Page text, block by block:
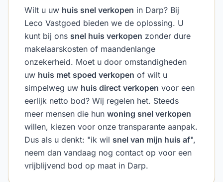
Wilt u uw huis snel verkopen in Darp? Bij
Leco Vastgoed bieden we de oplossing. U
kunt bij ons snel huis verkopen zonder dure
makelaarskosten of maandenlange
onzekerheid. Moet u door omstandigheden
uw huis met spoed verkopen of wilt u
simpelweg uw huis direct verkopen voor een
eerlijk netto bod? Wij regelen het. Steeds
meer mensen die hun woning snel verkopen
willen, kiezen voor onze transparante aanpak.
Dus als u denkt: "ik wil snel van mijn huis af",
neem dan vandaag nog contact op voor een
vrijblijvend bod op maat in Darp.